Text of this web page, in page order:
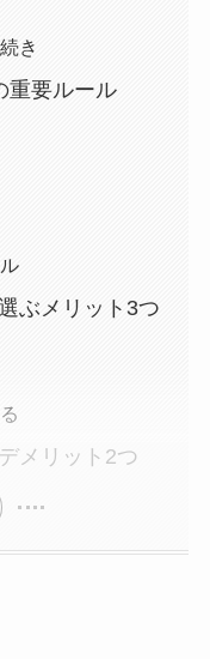
き
重要ルール
ぶメリット3つ
メリット2つ